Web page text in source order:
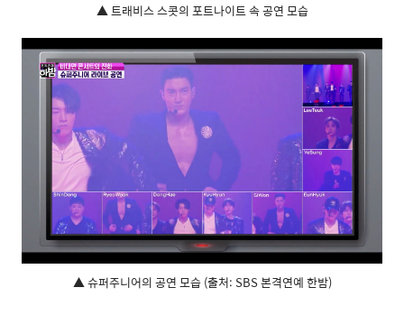
▲ 트래비스 스콧의 포트나이트 속 공연 모습
▲ 슈퍼주니어의 공연 모습 (출처: SBS 본격연예 한밤)